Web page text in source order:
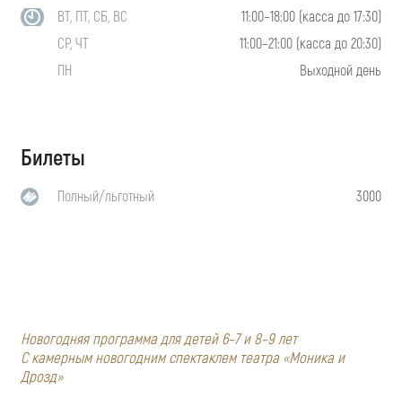
ВТ, ПТ, СБ, ВС
11:00–18:00 (касса до 17:30)
СР, ЧТ
11:00–21:00 (касса до 20:30)
ПН
Выходной день
Билеты
Полный/льготный 3000
Новогодняя программа для детей 6–7 и 8–9 лет
С камерным новогодним спектаклем театра «Моника и
Дрозд»